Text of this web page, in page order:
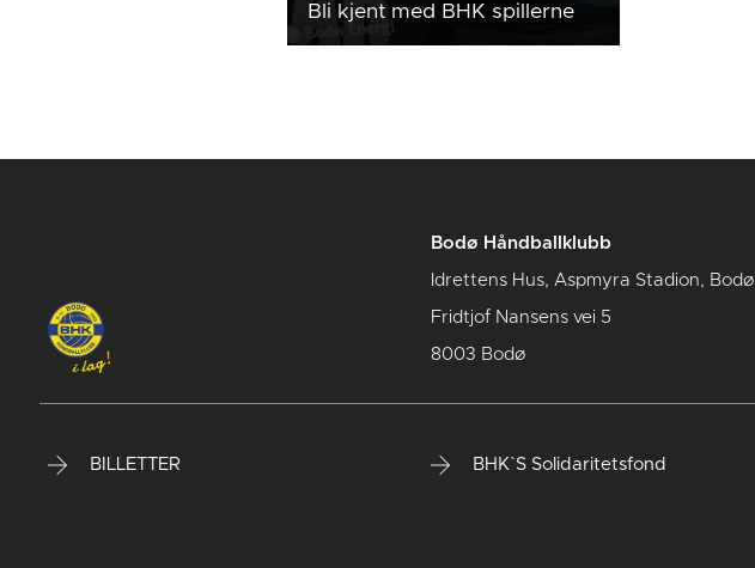
Bli kjent med BHK spillerne
Bodø Håndballklubb
Idrettens Hus, Aspmyra Stadion, Bodø
Fridtjof Nansens vei 5
8003 Bodø
BILLETTER BHK`S Solidaritetsfond